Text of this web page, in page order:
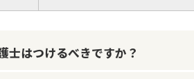
離婚調停
離婚裁判
国際離婚
養育費問題
士はつけるべきですか？